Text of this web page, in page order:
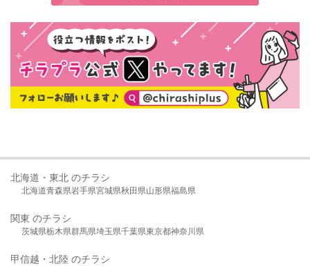
北海道・東北 のチラシ
北海道青森県岩手県宮城県秋田県山形県福島県
関東 のチラシ
茨城県栃木県群馬県埼玉県千葉県東京都神奈川県
甲信越・北陸 のチラシ